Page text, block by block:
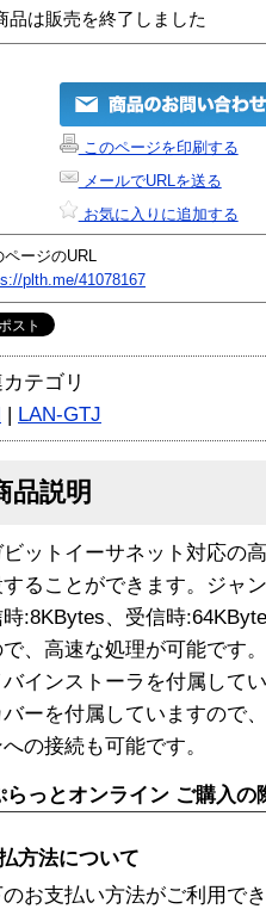
品は販売を終了しました
このページを印刷する
メールでURLを送る
お気に入りに追加する
ページのURL
plth.me/41078167
テゴリ
| LAN-GTJ
品説明
ビットイーサネット対応の
ることができます。ジャ
:8KBytes、受信時
、高速な処理が可能です
バインストーラを付属して
バーを付属していますので
の接続も可能です。
らっとオンライン ご購入の
方法について
のお支払い方法がご利用で